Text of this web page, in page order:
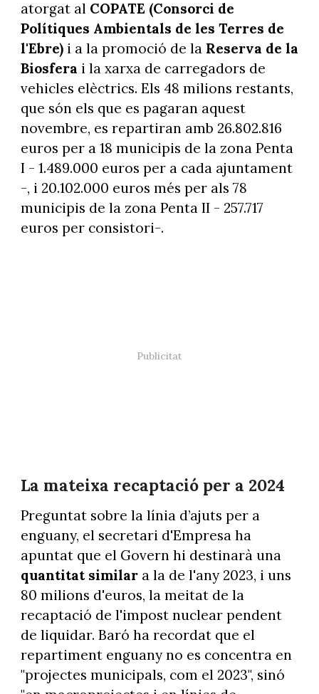
atorgat al COPATE (Consorci de
Polítiques Ambientals de les Terres de
l'Ebre) i a la promoció de la Reserva de la
Biosfera i la xarxa de carregadors de
vehicles elèctrics. Els 48 milions restants,
que són els que es pagaran aquest
novembre, es repartiran amb 26.802.816
euros per a 18 municipis de la zona Penta
I - 1.489.000 euros per a cada ajuntament
-, i 20.102.000 euros més per als 78
municipis de la zona Penta II - 257.717
euros per consistori-.
La mateixa recaptació per a 2024
Preguntat sobre la línia d’ajuts per a
enguany, el secretari d'Empresa ha
apuntat que el Govern hi destinarà una
quantitat similara la de l'any 2023, i uns
80 milions d'euros, la meitat de la
recaptació de l'impost nuclear pendent
de liquidar. Baró ha recordat que el
repartiment enguany no es concentra en
"projectes municipals, com el 2023", sinó